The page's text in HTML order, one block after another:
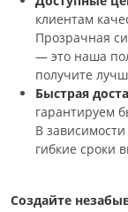
клиентам
Прозрачная
— это наша
получите
Быстрая
гарантируем
В
гибкие сроки
Создайте